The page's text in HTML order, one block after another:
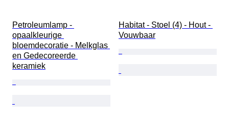
Petroleumlamp -
opaalkleurige
bloemdecoratie - Melkglas
en Gedecoreerde
keramiek
Habitat - Stoel (4) - Hout -
Vouwbaar